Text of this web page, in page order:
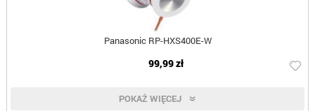
Panasonic RP-HXS400E-W
99,99 zł
POKAŻ WIĘCEJ